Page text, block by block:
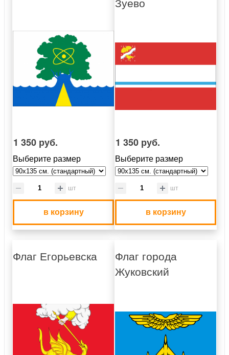
1 350 руб.
Выберите размер
шт
в корзину
1 350 руб.
Выберите размер
шт
в корзину
Флаг Егорьевска
Флаг города
Жуковский